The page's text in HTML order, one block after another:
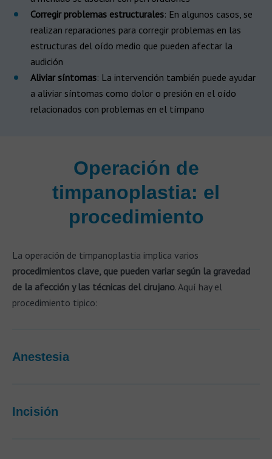
Corregir problemas estructurales: En algunos casos, se
realizan reparaciones para corregir problemas en las
estructuras del oído medio que pueden afectar la
audición
Aliviar síntomas: La intervención también puede ayudar
a aliviar síntomas como dolor o presión en el oído
relacionados con problemas en el tímpano
Operación de
timpanoplastia: el
procedimiento
La operación de timpanoplastia implica varios
procedimientos clave, que pueden variar según la gravedad
de la afección y las técnicas del cirujano. Aquí hay el
procedimiento tipico:
Anestesia
Incisión